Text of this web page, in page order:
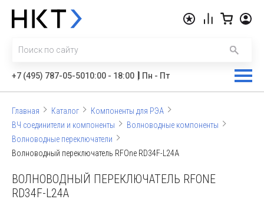
+7 (495) 787-05-5010:00 - 18:00 Пн - Пт
Главная Каталог
Компоненты для РЭА
ВЧ соединители и компоненты
Волноводные компоненты
Волноводные переключатели
Волноводный переключатель RFOne RD34F-L24A
ВОЛНОВОДНЫЙ ПЕРЕКЛЮЧАТЕЛЬ RFONE
RD34F-L24A